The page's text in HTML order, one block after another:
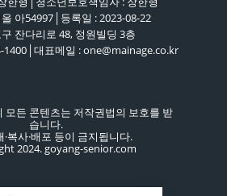
아54997│등록일 : 2023-08-22
잔다리로 48, 정원빌딩 3층
1400│대표메일 : one@mainage.co.kr
모든 콘텐츠는 저작권법의 보호를 받
습니다.
·복사·배포 등이 금지됩니다.
2024. goyang-senior.com